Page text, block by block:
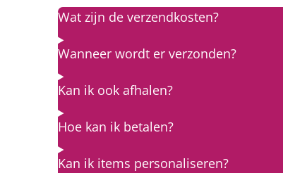
Wat zijn de verzendkosten?
Wanneer wordt er verzonden?
Kan ik ook afhalen?
Hoe kan ik betalen?
Kan ik items personaliseren?